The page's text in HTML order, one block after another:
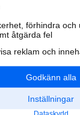
förhindra och
åtgärda fel
reklam och
Godkänn alla
Inställningar
Dataskydd